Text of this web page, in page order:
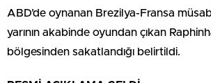
ABD’de oynanan Brezilya-Fransa
yarının akabinde oyundan çıkan
bölgesinden sakatlandığı belirtildi.